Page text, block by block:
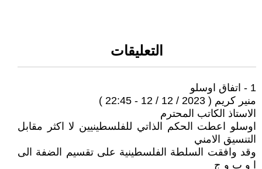
التعليقات
1 - اتفاق اوسلو
منير كريم ( 2023 / 12 / 12 - 22:45 )
الاستاذ الكاتب المحترم
اوسلو اعطت الحكم الذاتي للفلسطينيين لا اكثر مقابل
التنسيق الامني
وقد وافقت السلطة الفلسطينية على تقسيم الضفة الى
ا و ب و ج